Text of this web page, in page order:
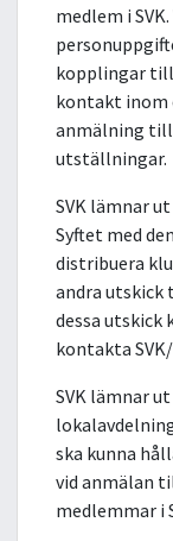
medlem i
kopplingar till
kontakt inom
anmälning
utställningar.
SVK lämnar
Syftet med
distribuera
andra utskick
dessa utskick
kontakta
SVK lämnar
ska kunna
vid anmälan
medlemmar i